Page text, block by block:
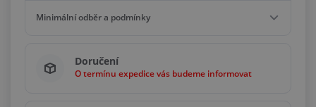
Minimální odběr a podmínky
14,50 m²Doručení
O termínu expedice vás budeme informovat